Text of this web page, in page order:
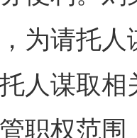
为请托
人谋取
职权范